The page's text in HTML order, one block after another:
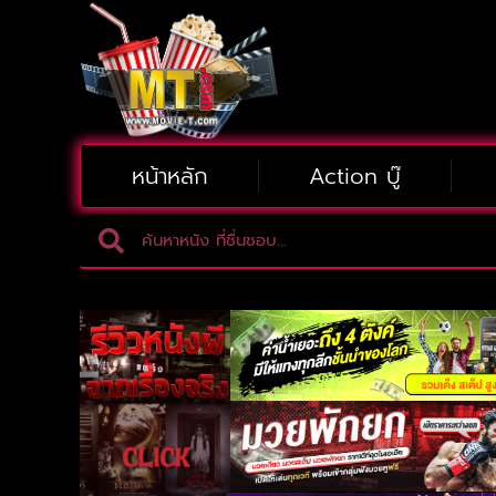
หน้าหลัก Action บู๊